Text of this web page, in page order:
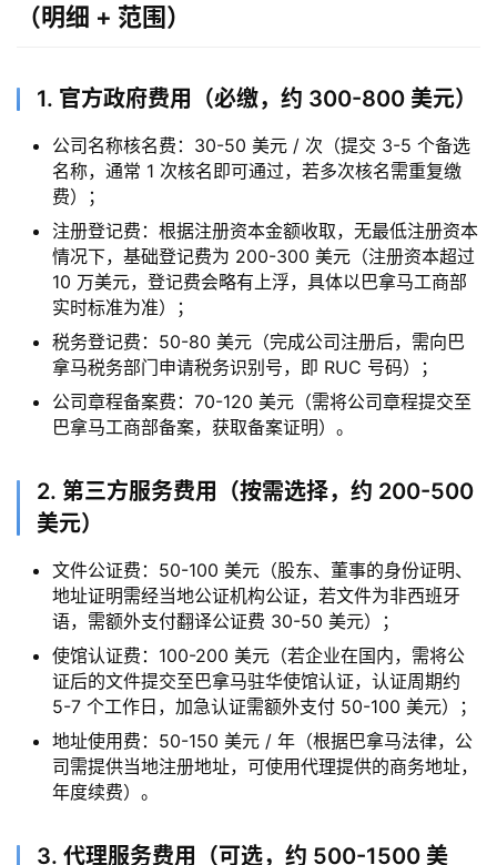
（明细 + 范围）
1. 官方政府费用（必缴，约 300-800 美元）
公司名称核名费：30-50 美元 / 次（提交 3-5 个备选
名称，通常 1 次核名即可通过，若多次核名需重复缴
费）；
注册登记费：根据注册资本金额收取，无最低注册资本
情况下，基础登记费为 200-300 美元（注册资本超过
10 万美元，登记费会略有上浮，具体以巴拿马工商部
实时标准为准）；
税务登记费：50-80 美元（完成公司注册后，需向巴
拿马税务部门申请税务识别号，即 RUC 号码）；
公司章程备案费：70-120 美元（需将公司章程提交至
巴拿马工商部备案，获取备案证明）。
2. 第三方服务费用（按需选择，约 200-500
美元）
文件公证费：50-100 美元（股东、董事的身份证明、
地址证明需经当地公证机构公证，若文件为非西班牙
语，需额外支付翻译公证费 30-50 美元）；
使馆认证费：100-200 美元（若企业在国内，需将公
证后的文件提交至巴拿马驻华使馆认证，认证周期约
5-7 个工作日，加急认证需额外支付 50-100 美元）；
地址使用费：50-150 美元 / 年（根据巴拿马法律，公
司需提供当地注册地址，可使用代理提供的商务地址，
年度续费）。
3. 代理服务费用（可选，约 500-1500 美